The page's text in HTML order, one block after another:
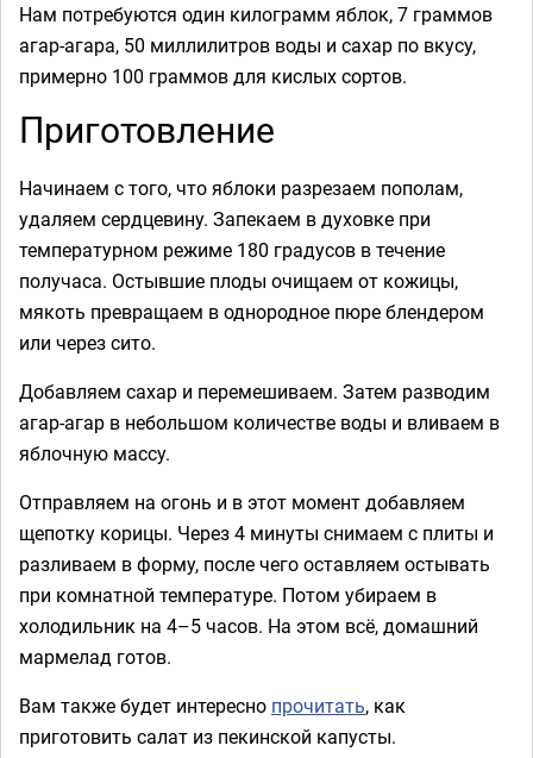
Нам потребуются один килограмм яблок, 7 граммов
агар-агара, 50 миллилитров воды и сахар по вкусу,
примерно 100 граммов для кислых сортов.
Приготовление
Начинаем с того, что яблоки разрезаем пополам,
удаляем сердцевину. Запекаем в духовке при
температурном режиме 180 градусов в течение
получаса. Остывшие плоды очищаем от кожицы,
мякоть превращаем в однородное пюре блендером
или через сито.
Добавляем сахар и перемешиваем. Затем разводим
агар-агар в небольшом количестве воды и вливаем в
яблочную массу.
Отправляем на огонь и в этот момент добавляем
щепотку корицы. Через 4 минуты снимаем с плиты и
разливаем в форму, после чего оставляем остывать
при комнатной температуре. Потом убираем в
холодильник на 4–5 часов. На этом всё, домашний
мармелад готов.
Вам также будет интересно прочитать, как
приготовить салат из пекинской капусты.